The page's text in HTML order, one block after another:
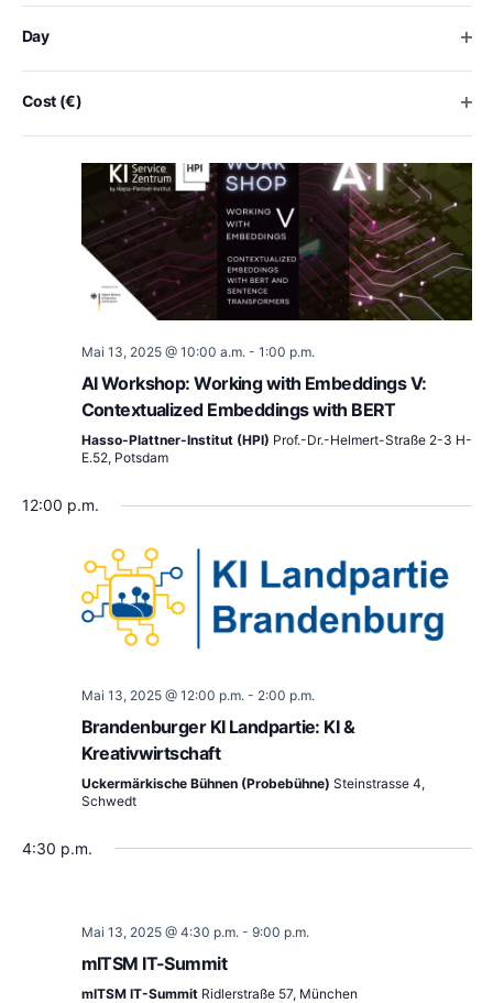
the
list
events
to
Day
Cost (€)
10:00 a.m.
Mai 13, 2025 @ 10:00 a.m.- 1:00 p.m.
AI Workshop: Working with Embeddings V:
Contextualized Embeddings with BERT
Hasso-Plattner-Institut (HPI) Prof.-Dr.-Helmert-Straße 2-3 H-
E.52, Potsdam
12:00 p.m.
Mai 13, 2025 @ 12:00 p.m. - 2:00 p.m.
Brandenburger KI Landpartie: KI &
Kreativwirtschaft
Uckermärkische Bühnen (Probebühne) Steinstrasse 4,
Schwedt
4:30 p.m.
Mai 13, 2025 @ 4:30 p.m. - 9:00 p.m.
mITSM IT-Summit
mITSM IT-Summit Ridlerstraße 57, München